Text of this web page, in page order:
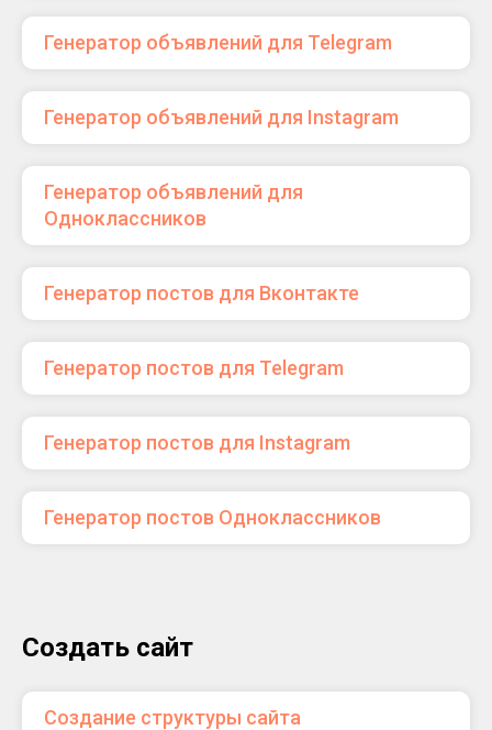
Генератор объявлений для Telegram
Генератор объявлений для Instagram
Генератор объявлений для
Одноклассников
Генератор постов для Вконтакте
Генератор постов для Telegram
Генератор постов для Instagram
Генератор постов Одноклассников
Создать сайт
Создание структуры сайта